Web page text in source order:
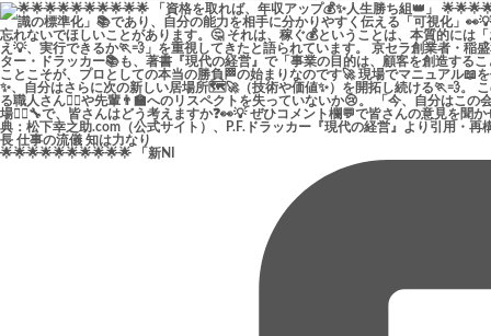
🌟🌟🌟🌟🌟🌟🌟🌟🌟🌟 「新NI